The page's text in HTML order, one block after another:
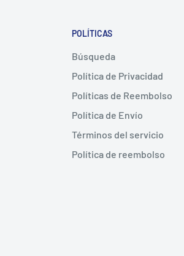
POLÍTICAS
Búsqueda
Política de Privacidad
Políticas de Reembolso
Política de Envío
Términos del servicio
Política de reembolso